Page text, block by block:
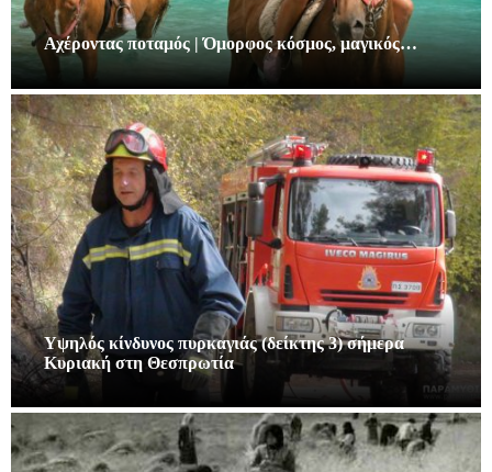
Αχέροντας ποταμός | Όμορφος κόσμος, μαγικός…
Υψηλός κίνδυνος πυρκαγιάς (δείκτης 3) σήμερα
Κυριακή στη Θεσπρωτία